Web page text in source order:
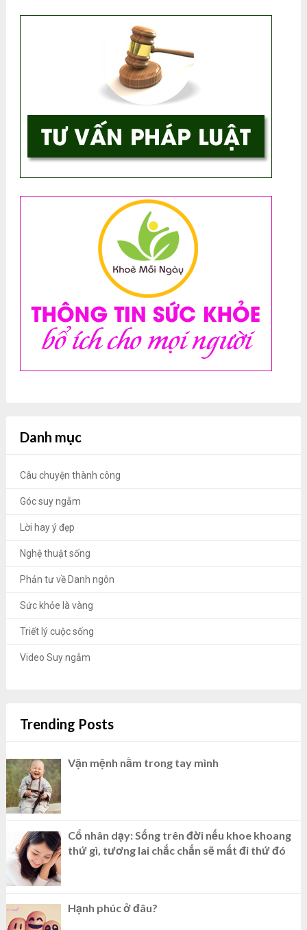
Danh mục
Câu chuyện thành công
Góc suy ngẫm
Lời hay ý đẹp
Nghệ thuật sống
Phản tư về Danh ngôn
Sức khỏe là vàng
Triết lý cuộc sống
Video Suy ngẫm
Trending Posts
Vận mệnh nằm trong tay mình
Cổ nhân dạy: Sống trên đời nếu khoe khoang
thứ gì, tương lai chắc chắn sẽ mất đi thứ đó
Hạnh phúc ở đâu?